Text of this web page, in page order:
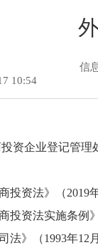
10:54
信
资企业登记管理
投资法》（2019
投资法实施条例
法》（1993年12